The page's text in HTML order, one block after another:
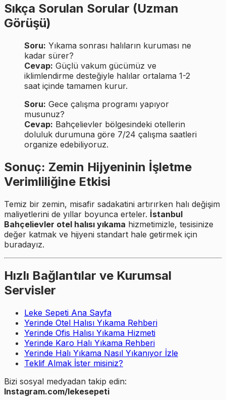
Sıkça Sorulan Sorular (Uzman
Görüşü)
Soru: Yıkama sonrası halıların kuruması ne
kadar sürer?
Cevap: Güçlü vakum gücümüz ve
iklimlendirme desteğiyle halılar ortalama 1-2
saat içinde tamamen kurur.
Soru: Gece çalışma programı yapıyor
musunuz?
Cevap: Bahçelievler bölgesindeki otellerin
doluluk durumuna göre 7/24 çalışma saatleri
organize edebiliyoruz.
Sonuç: Zemin Hijyeninin İşletme
Verimliliğine Etkisi
Temiz bir zemin, misafir sadakatini artırırken halı değişim
maliyetlerini de yıllar boyunca erteler. İstanbul
Bahçelievler otel halısı yıkama hizmetimizle, tesisinize
değer katmak ve hijyeni standart hale getirmek için
buradayız.
Hızlı Bağlantılar ve Kurumsal
Servisler
Leke Sepeti Ana Sayfa
Yerinde Otel Halısı Yıkama Rehberi
Yerinde Ofis Halısı Yıkama Hizmeti
Yerinde Karo Halı Yıkama Rehberi
Yerinde Halı Yıkama Nasıl Yıkanıyor İzle
Teklif Almak İster misiniz?
Bizi sosyal medyadan takip edin:
Instagram.com/lekesepeti